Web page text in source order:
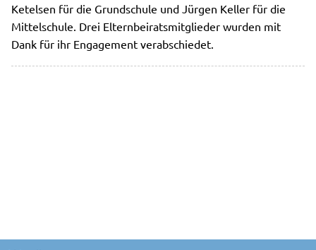
Ketelsen für die Grundschule und Jürgen Keller für die
Mittelschule. Drei Elternbeiratsmitglieder wurden mit
Dank für ihr Engagement verabschiedet.